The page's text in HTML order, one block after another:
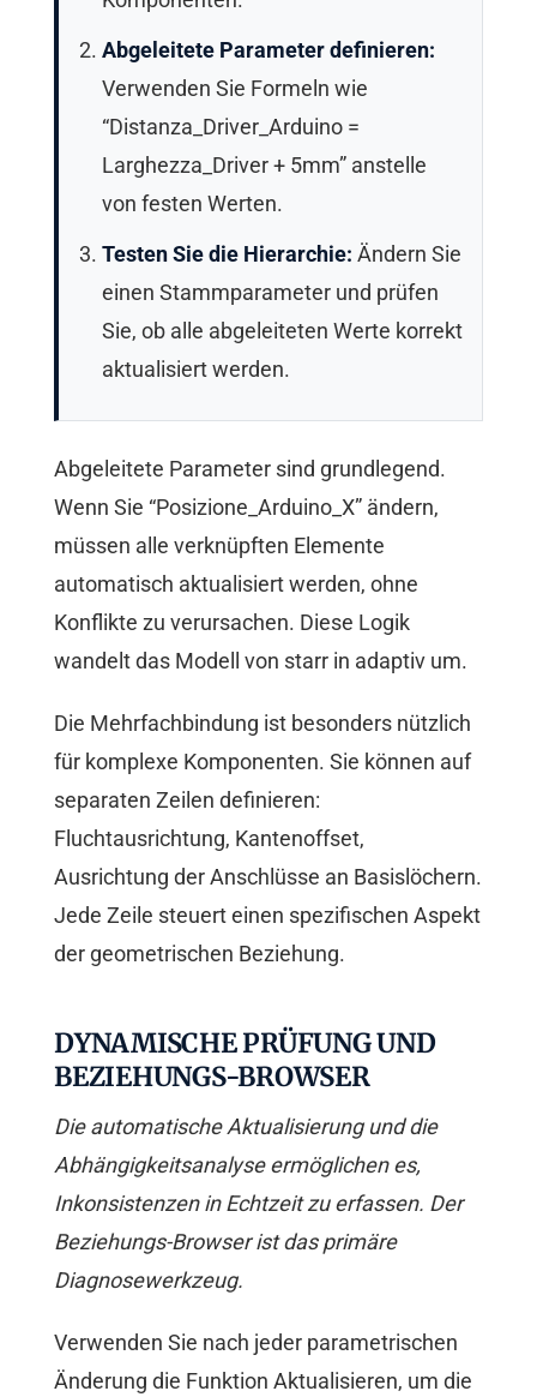
Abgeleitete Parameter definieren:
Verwenden Sie Formeln wie
“Distanza_Driver_Arduino =
Larghezza_Driver + 5mm” anstelle
von festen Werten.
Testen Sie die Hierarchie: Ändern Sie
einen Stammparameter und prüfen
Sie, ob alle abgeleiteten Werte korrekt
aktualisiert werden.
Abgeleitete Parameter sind grundlegend.
Wenn Sie “Posizione_Arduino_X” ändern,
müssen alle verknüpften Elemente
automatisch aktualisiert werden, ohne
Konflikte zu verursachen. Diese Logik
wandelt das Modell von starr in adaptiv um.
Die Mehrfachbindung ist besonders nützlich
für komplexe Komponenten. Sie können auf
separaten Zeilen definieren:
Fluchtausrichtung, Kantenoffset,
Ausrichtung der Anschlüsse an Basislöchern.
Jede Zeile steuert einen spezifischen Aspekt
der geometrischen Beziehung.
DYNAMISCHE PRÜFUNG UND
BEZIEHUNGS-BROWSER
Die automatische Aktualisierung und die
Abhängigkeitsanalyse ermöglichen es,
Inkonsistenzen in Echtzeit zu erfassen. Der
Beziehungs-Browser ist das primäre
Diagnosewerkzeug.
Verwenden Sie nach jeder parametrischen
Änderung die Funktion Aktualisieren, um die